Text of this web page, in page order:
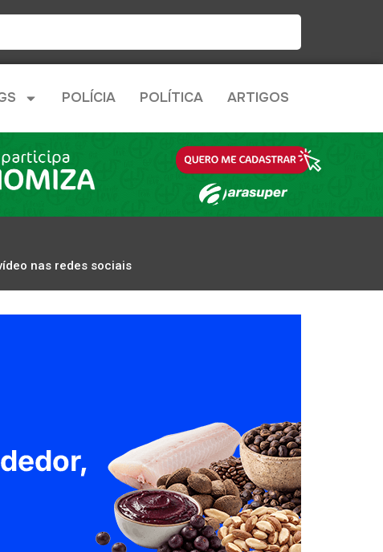
POLÍCIA POLÍTICA ARTIGOS
nas redes sociais